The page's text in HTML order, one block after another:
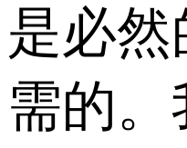
是必
需的